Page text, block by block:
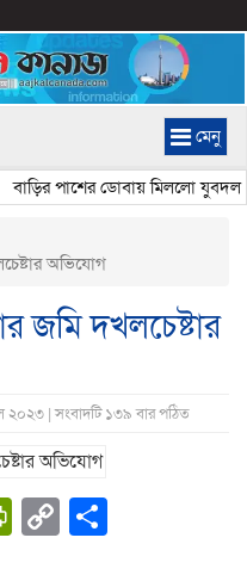
মেনু
পাশের ডোবায় মিললো যুবদল
অভিযোগ
জমি দখলচেষ্টার
২০২৩ | সংবাদটি ১৩৯ বার পঠিত
PrintFriendly
Copy